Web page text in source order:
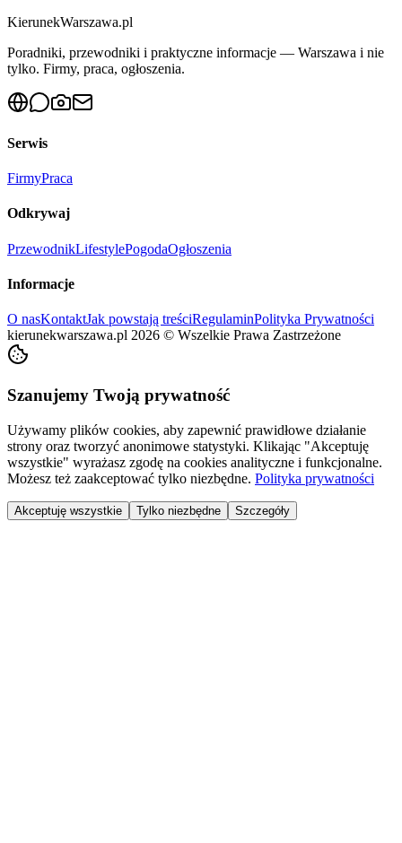
KierunekWarszawa.pl
Poradniki, przewodniki i praktyczne informacje — Warszawa i nie
tylko. Firmy, praca, ogłoszenia.
Serwis
FirmyPraca
Odkrywaj
PrzewodnikLifestylePogodaOgłoszenia
Informacje
O nasKontaktJak powstają treściRegulaminPolityka Prywatności
kierunekwarszawa.pl 2026 © Wszelkie Prawa Zastrzeżone
Szanujemy Twoją prywatność
Używamy plików cookies, aby zapewnić prawidłowe działanie
strony oraz tworzyć anonimowe statystyki. Klikając "Akceptuję
wszystkie" wyrażasz zgodę na cookies analityczne i funkcjonalne.
Możesz też zaakceptować tylko niezbędne. Polityka prywatności
Akceptuję wszystkie Tylko niezbędne Szczegóły